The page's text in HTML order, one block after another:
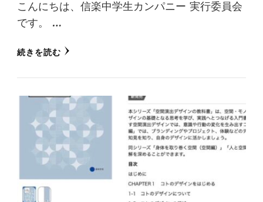
こんにちは、信楽中学生カンパニー 実行委員会
です。 …
続きを読む